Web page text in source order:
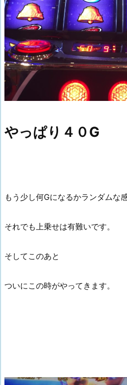
やっぱり４０G
もう少し何Gになるかランダムな
それでも上乗せは有難いです。
そしてこのあと
ついにこの時がやってきます。